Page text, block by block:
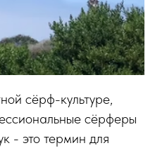
сёрф-культуре,
сёрферы
- это термин для